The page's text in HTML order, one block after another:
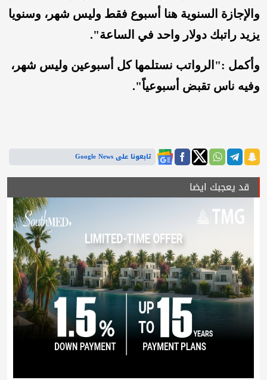
والإجازة السنوية هنا أسبوع فقط وليس شهر، وسنويا
يزيد راتبك دولار واحد في الساعة".
وأكمل :"الرواتب نستلمها كل أسبوعين وليس شهر،
وفيه ناس تقبض أسبوعياً".
تابعونا على Google News
قد يعجبك ايضا